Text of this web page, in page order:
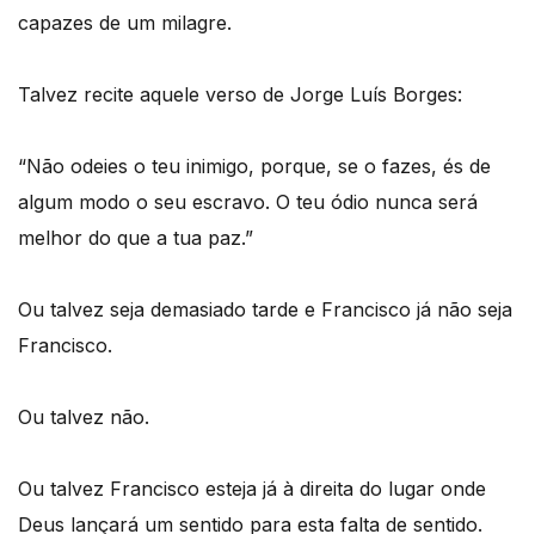
capazes de um milagre.
Talvez recite aquele verso de Jorge Luís Borges:
“Não odeies o teu inimigo, porque, se o fazes, és de
algum modo o seu escravo. O teu ódio nunca será
melhor do que a tua paz.”
Ou talvez seja demasiado tarde e Francisco já não seja
Francisco.
Ou talvez não.
Ou talvez Francisco esteja já à direita do lugar onde
Deus lançará um sentido para esta falta de sentido.